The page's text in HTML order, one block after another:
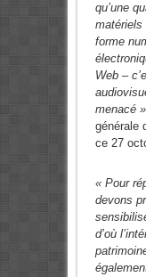
qu’une
matériels
forme
Web –
menacé »
générale
ce 27
« Pour
devons
d’où